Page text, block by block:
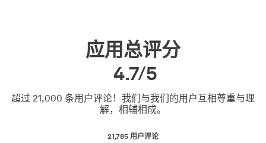
应用总评分
4.7/5
超过 21,000 条用户评论！我们与我们的用户互相尊重与理
解，相辅相成。
21,785 用户评论